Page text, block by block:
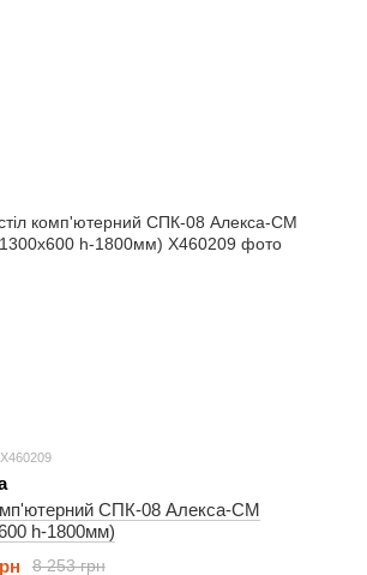
СПК-08 Алекса-СМ
h-1800мм)
8 253 грн